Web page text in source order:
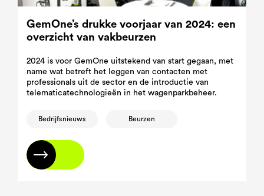
GemOne’s drukke voorjaar van 2024: een
overzicht van vakbeurzen
2024 is voor GemOne uitstekend van start gegaan, met
name wat betreft het leggen van contacten met
professionals uit de sector en de introductie van
telematicatechnologieën in het wagenparkbeheer.
Bedrijfsnieuws Beurzen
Lees meer